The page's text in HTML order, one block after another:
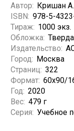
Автор: Кришан
ISBN: 978-5-
Тираж: 1000 экз.
Обложка:
Издательство:
Город: Москва
Страниц: 322
Формат: 60х90/
Год: 2020
Вес: 479 г
Серия: Учебное